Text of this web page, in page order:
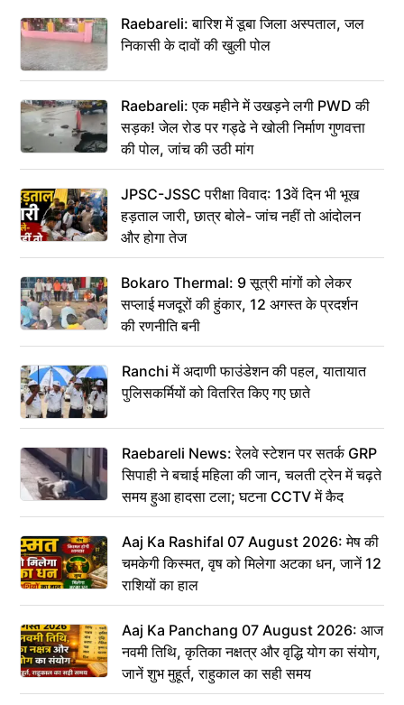
Raebareli: बारिश में डूबा जिला अस्पताल, जल
निकासी के दावों की खुली पोल
Raebareli: एक महीने में उखड़ने लगी PWD की
सड़क! जेल रोड पर गड्ढे ने खोली निर्माण गुणवत्ता
की पोल, जांच की उठी मांग
JPSC-JSSC परीक्षा विवाद: 13वें दिन भी भूख
हड़ताल जारी, छात्र बोले- जांच नहीं तो आंदोलन
और होगा तेज
Bokaro Thermal: 9 सूत्री मांगों को लेकर
सप्लाई मजदूरों की हुंकार, 12 अगस्त के प्रदर्शन
की रणनीति बनी
Ranchi में अदाणी फाउंडेशन की पहल, यातायात
पुलिसकर्मियों को वितरित किए गए छाते
Raebareli News: रेलवे स्टेशन पर सतर्क GRP
सिपाही ने बचाई महिला की जान, चलती ट्रेन में चढ़ते
समय हुआ हादसा टला; घटना CCTV में कैद
Aaj Ka Rashifal 07 August 2026: मेष की
चमकेगी किस्मत, वृष को मिलेगा अटका धन, जानें 12
राशियों का हाल
Aaj Ka Panchang 07 August 2026: आज
नवमी तिथि, कृतिका नक्षत्र और वृद्धि योग का संयोग,
जानें शुभ मुहूर्त, राहुकाल का सही समय